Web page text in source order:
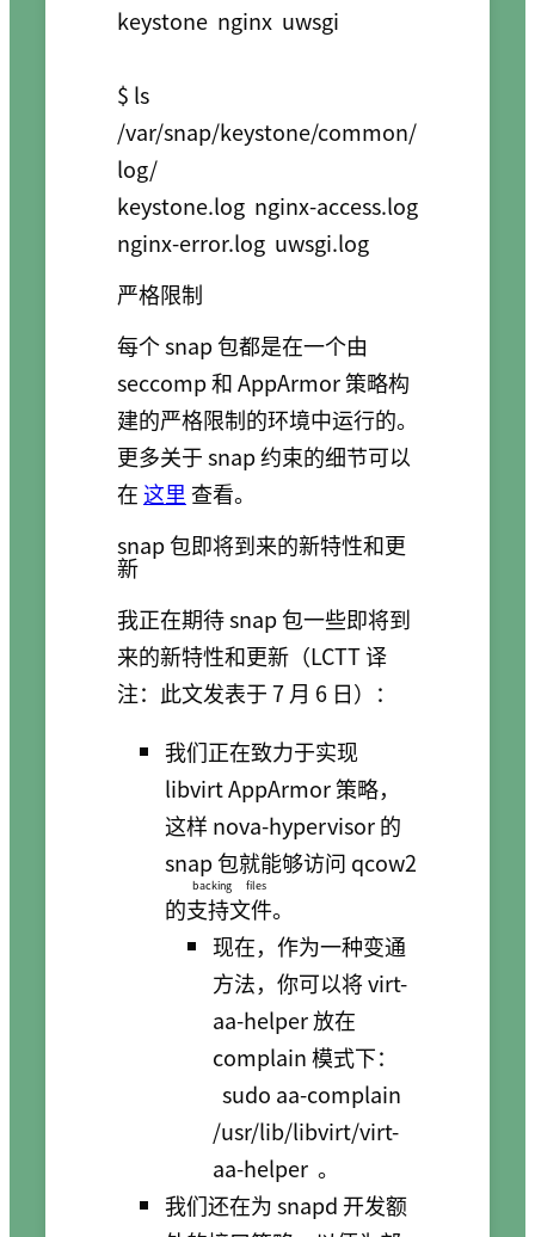
keystone  nginx  uwsgi
$ ls
/var/snap/keystone/common/
log/
keystone.log  nginx-access.log
严格限制
每个 snap 包都是在一个由
seccomp 和 AppArmor 策略构
建的严格限制的环境中运行的。
更多关于 snap 约束的细节可以
在这里 查看。
snap 包即将到来的新特性和更
新
我正在期待 snap 包一些即将到
来的新特性和更新（LCTT 译
注：此文发表于 7 月 6 日）：
我们正在致力于实现
libvirt AppArmor 策略，
这样 nova-hypervisor 的
snap 包就能够访问 qcow2
的支持文件
backing files
。
现在，作为一种变通
方法，你可以将 virt-
aa-helper 放在
complain 模式下：
sudo aa-complain
/usr/lib/libvirt/virt-
aa-helper 。
我们还在为 snapd 开发额